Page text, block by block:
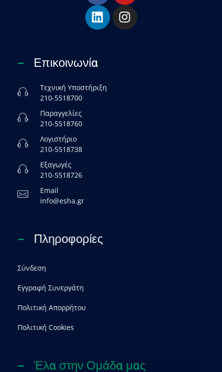
Επικοινωνία
Τεχνική Υποστήριξη
210-5518700
Παραγγελίες
210-5518760
Λογιστήριο
210-5518738
Εξαγωγές
210-5518726
Email
info@esha.gr
Πληροφορίες
Σύνδεση
Εγγραφή Συνεργάτη
Πολιτική Απορρήτου
Πολιτική Cookies
Έλα στην Ομάδα μας